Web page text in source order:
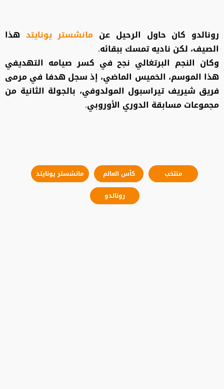
رونالدو كان حاول الرحيل عن مانشستر يونايتد هذا
الصيف، لكن ناديه تمسك ببقائه.
وكان النجم البرتغالي نجح في كسر صيامه التهديفي
هذا الموسم، الخميس الماضي، إذ سجل هدفا في مرمى
فريق شيريف تيراسبول المولدوفي، بالجولة الثانية من
مجموعات مسابقة الدوري الأوروبي.
منتخب كأس العالم
مانشستر يونايتد
رونالدو